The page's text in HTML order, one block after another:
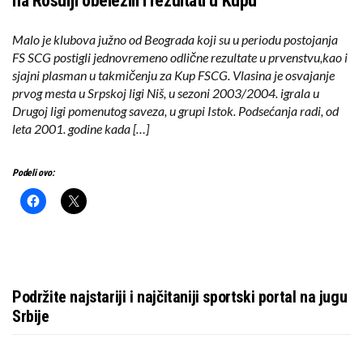
Malo je klubova južno od Beograda koji su u periodu postojanja
FS SCG postigli jednovremeno odlične rezultate u prvenstvu,kao i
sjajni plasman u takmičenju za Kup FSCG. Vlasina je osvajanje
prvog mesta u Srpskoj ligi Niš, u sezoni 2003/2004. igrala u
Drugoj ligi pomenutog saveza, u grupi Istok. Podsećanja radi, od
leta 2001. godine kada […]
Podeli ovo:
Podržite najstariji i najčitaniji sportski portal na jugu
Srbije